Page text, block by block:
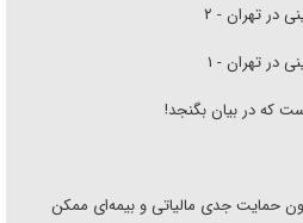
در تهران - ۲
در تهران - ۱
که در بیان بگنجد!
حمایت جدی مالیاتی و بیمه‌ای ممکن